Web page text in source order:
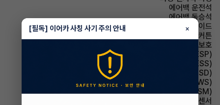
에어백 운전석
에어백 동승석
에어백 사이드
에어백 커튼
에어백 무릎보호
주행안전 차체자세제어장치(VDC,ESC,ESP)
주행안전 급제동경보시스템(ESS)
주행안전 후측방경보시스템(BSD)
주행안전 차선이탈경보(LDWS)
주행안전 샤시 통합 제어 시스템(VSM)
주차보조 전방감지센서
[필독] 이어카 사칭 사기 주의 안내 ×